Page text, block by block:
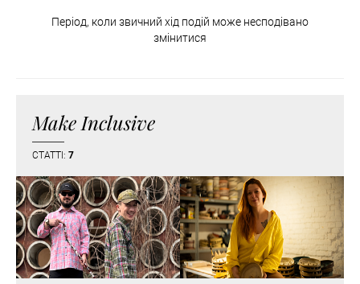
Період, коли звичний хід подій може несподівано
змінитися
Make Inclusive
СТАТТІ: 7